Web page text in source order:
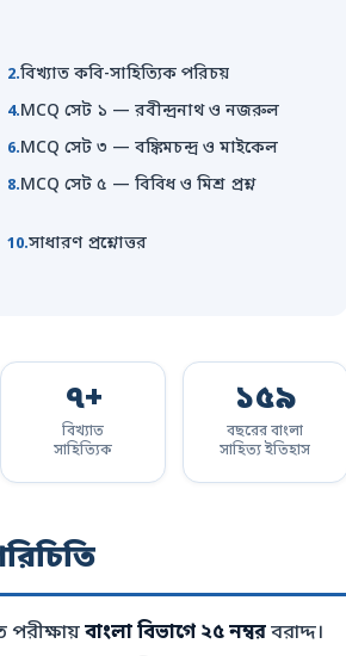
বিখ্যাত কবি-সাহিত্যিক পরিচয়
MCQ সেট ১ — রবীন্দ্রনাথ ও নজরুল
MCQ সেট ৩ — বঙ্কিমচন্দ্র ও মাইকেল
MCQ সেট ৫ — বিবিধ ও মিশ্র প্রশ্ন
সাধারণ প্রশ্নোত্তর
৭+
বিখ্যাত
সাহিত্যিক
১৫৯
বছরের বাংলা
সাহিত্য ইতিহাস
পরীক্ষায়বাংলা বিভাগে ২৫ নম্বরবরাদ্দ।